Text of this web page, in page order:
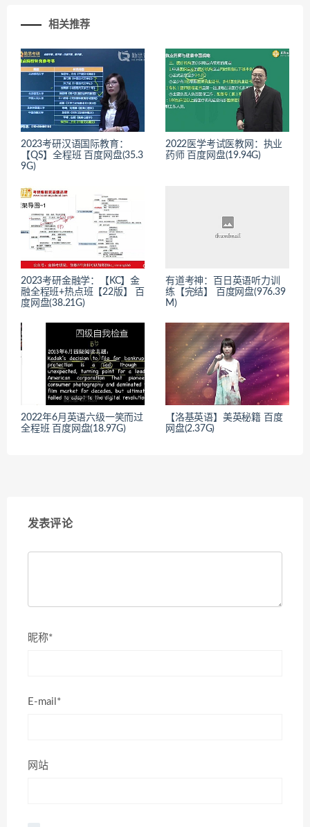
相关推荐
2023考研汉语国际教育：
【QS】全程班 百度网盘(35.3
9G)
2022医学考试医教网：执业
药师 百度网盘(19.94G)
2023考研金融学：【KC】金
融全程班+热点班【22版】 百
度网盘(38.21G)
有道考神：百日英语听力训
练【完结】 百度网盘(976.39
M)
2022年6月英语六级一笑而过
全程班 百度网盘(18.97G)
【洛基英语】美英秘籍 百度
网盘(2.37G)
发表评论
昵称*
E-mail*
网站